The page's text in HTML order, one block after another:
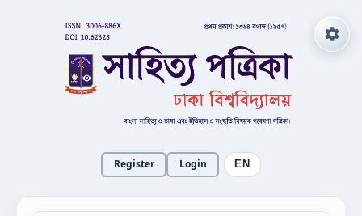
Register Login EN